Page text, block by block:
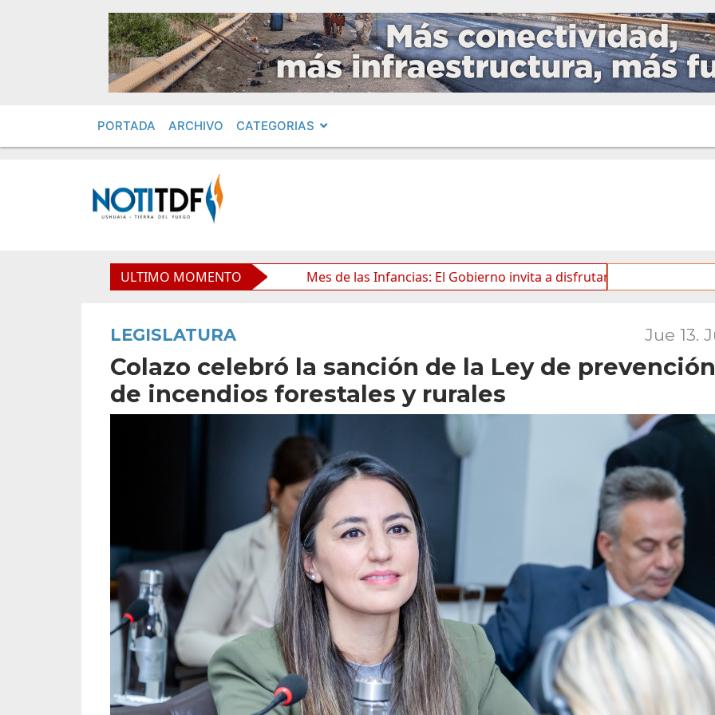
PORTADA ARCHIVO CATEGORIAS
ULTIMO MOMENTO
de una propuesta educativa Mes de las Infancias: El Gobierno invita a disfrutar de una nueva edición de
LEGISLATURA Jue 13.
Colazo celebró la sanción de la Ley de prevención
de incendios forestales y rurales